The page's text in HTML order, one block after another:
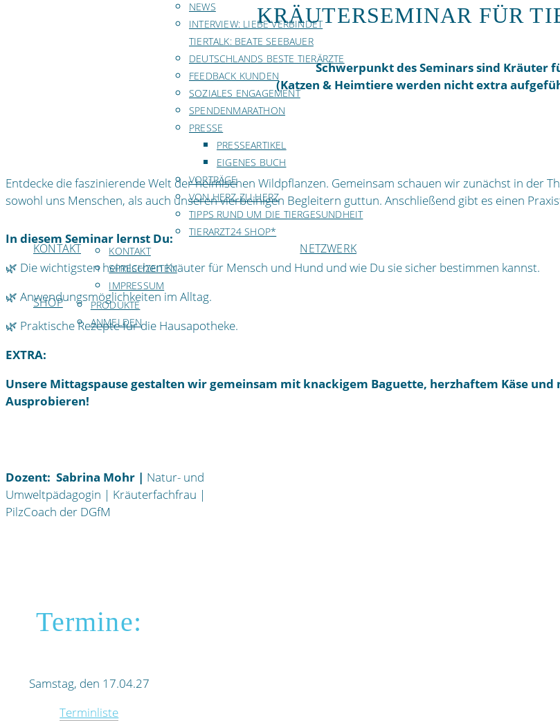
NEWS
INTERVIEW: LIEBE VERBINDET
TIERTALK: BEATE SEEBAUER
DEUTSCHLANDS BESTE TIERÄRZTE
FEEDBACK KUNDEN
SOZIALES ENGAGEMENT
SPENDENMARATHON
PRESSE
PRESSEARTIKEL
EIGENES BUCH
VORTRÄGE
VON HERZ ZU HERZ
TIPPS RUND UM DIE TIERGESUNDHEIT
TIERARZT24 SHOP*
KONTAKT
KONTAKT
SPRECHZEITEN
IMPRESSUM
NETZWERK
SHOP
PRODUKTE
ANMELDEN
KRÄUTERSEMINAR FÜR
Schwerpunkt des Seminars sind Kräuter
(Katzen & Heimtiere werden nicht extra
Entdecke die faszinierende Welt der heimischen Wildpflanzen. Gemeinsam schauen wir zunächst in der
sowohl uns Menschen, als auch unseren vierbeinigen Begleitern guttun. Anschließend gibt es einen
In diesem Seminar lernst Du:
🌿 Die wichtigsten heimischen Kräuter für Mensch und Hund und wie Du sie sicher bestimmen kannst.
🌿 Anwendungsmöglichkeiten im Alltag.
🌿 Praktische Rezepte für die Hausapotheke.
EXTRA:
Unsere Mittagspause gestalten wir gemeinsam mit knackigem Baguette, herzhaftem Käse und
Ausprobieren!
Dozent: Sabrina Mohr | Natur- und
Umweltpädagogin | Kräuterfachfrau |
PilzCoach der DGfM
Termine:
Samstag, den 17.04.27
Terminliste